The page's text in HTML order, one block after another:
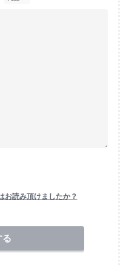
読み頂けましたか？